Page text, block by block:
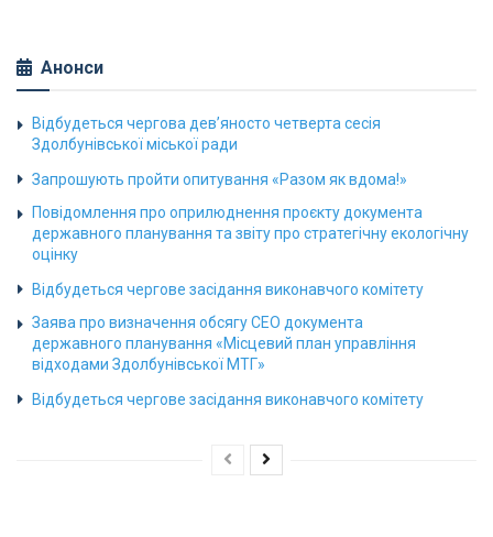
Анонси
Відбудеться чергова дев’яносто четверта сесія
Здолбунівської міської ради
Запрошують пройти опитування «Разом як вдома!»
Повідомлення про оприлюднення проєкту документа
державного планування та звіту про стратегічну екологічну
оцінку
Відбудеться чергове засідання виконавчого комітету
Заява про визначення обсягу СЕО документа
державного планування «Місцевий план управління
відходами Здолбунівської МТГ»
Відбудеться чергове засідання виконавчого комітету